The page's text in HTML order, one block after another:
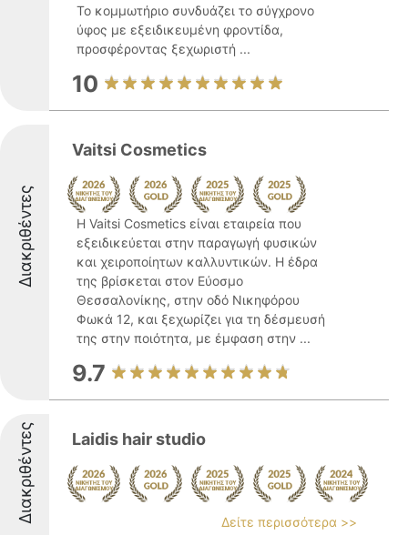
Το κομμωτήριο συνδυάζει το σύγχρονο
ύφος με εξειδικευμένη φροντίδα,
προσφέροντας ξεχωριστή ...
10
Διακριθέντες
Vaitsi Cosmetics
Η Vaitsi Cosmetics είναι εταιρεία που
εξειδικεύεται στην παραγωγή φυσικών
και χειροποίητων καλλυντικών. Η έδρα
της βρίσκεται στον Εύοσμο
Θεσσαλονίκης, στην οδό Νικηφόρου
Φωκά 12, και ξεχωρίζει για τη δέσμευσή
της στην ποιότητα, με έμφαση στην ...
9.7
Διακριθέντες Laidis hair studio
Δείτε περισσότερα >>